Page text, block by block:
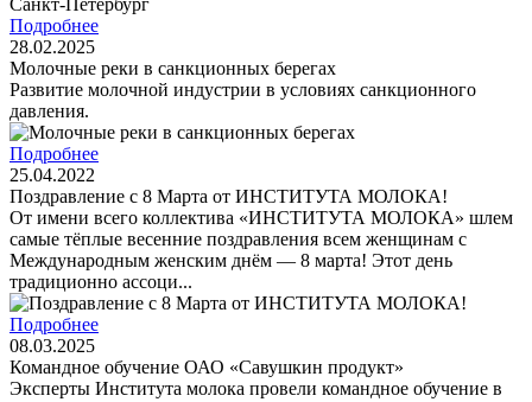
Подробнее
28.02.2025
Молочные реки в санкционных берегах
Развитие молочной индустрии в условиях санкционного
давления.
Подробнее
25.04.2022
Поздравление с 8 Марта от ИНСТИТУТА МОЛОКА!
От имени всего коллектива «ИНСТИТУТА МОЛОКА» шлем
самые тёплые весенние поздравления всем женщинам с
Международным женским днём — 8 марта! Этот день
традиционно ассоци...
Подробнее
08.03.2025
Командное обучение ОАО «Савушкин продукт»
Эксперты Института молока провели командное обучение в